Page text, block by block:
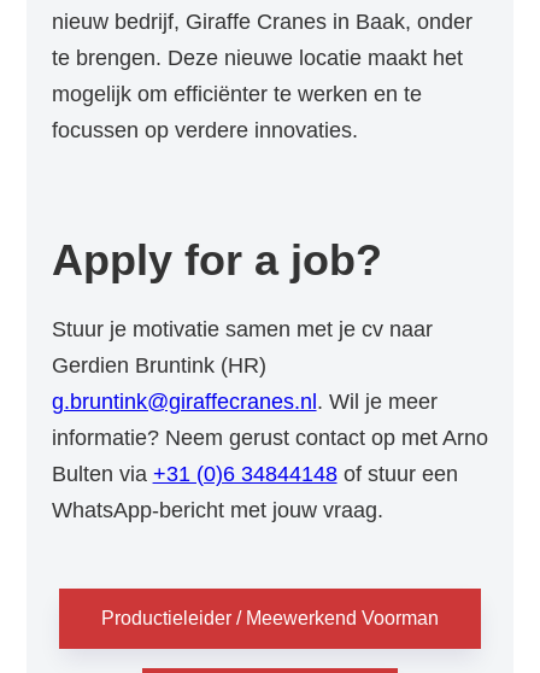
nieuw bedrijf, Giraffe Cranes in Baak, onder
te brengen. Deze nieuwe locatie maakt het
mogelijk om efficiënter te werken en te
focussen op verdere innovaties.
Apply for a job?
Stuur je motivatie samen met je cv naar
Gerdien Bruntink (HR)
g.bruntink@giraffecranes.nl . Wil je meer
informatie? Neem gerust contact op met Arno
Bulten via +31 (0)6 34844148of stuur een
WhatsApp-bericht met jouw vraag.
Productieleider / Meewerkend Voorman